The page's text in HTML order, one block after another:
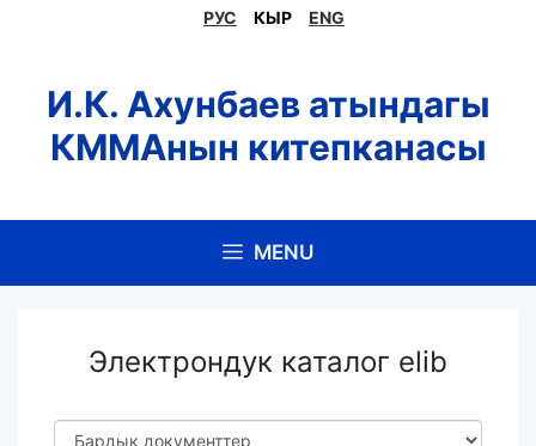
РУС КЫР ENG
И.К. Ахунбаев атындагы
КММАнын китепканасы
MENU
Электрондук каталог elib